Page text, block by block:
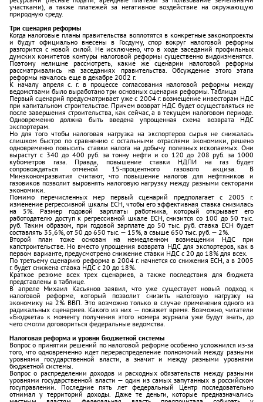
участками), а также платежей за негативное воздействие на окружающую
природную среду.
Три сценария реформы
Когда налоговые планы правительства воплотятся в конкретные законопроекты
и будут официально внесены в Госдуму, спор вокруг налоговой реформы
разгорится с новой силой. Не исключено, что в ходе заседаний профильных
думских комитетов контуры налоговой реформы существенно видоизменятся.
Поэтому нелишне рассмотреть, какие же сценарии налоговой реформы
рассматривались на заседаниях правительства. Обсуждение этого этапа
реформы началось еще в декабре 2002 г.
К началу апреля с. г. в процессе согласования налоговой реформы между
ведомствами было выработано три основных сценария реформы. Таблица
Первый сценарий предусматривает уже с 2004 г. возмещение инвесторам НДС
при капитальном строительстве. Причем возврат НДС будет осуществляться не
после завершения строительства, как сейчас, а в текущем налоговом периоде.
Одновременно должна быть введена упрощенная схема возврата НДС
экспортерам.
Но для того чтобы налоговая нагрузка на экспортеров сырья не снижалась
слишком быстро по сравнению с остальными отраслями экономики, решено
одновременно повысить ставки налога на добычу полезных ископаемых. Они
вырастут с 340 до 400 руб. за тонну нефти и со 120 до 208 руб. за 1000
кубометров газа. Правда, повышение ставки НДПИ на газ будет
сопровождаться отменой 15-процентного газового акциза. В
Минэкономразвития считают, что повышение налогов для нефтяников и
газовиков позволит выровнять налоговую нагрузку между разными секторами
экономики.
Помимо перечисленных мер первый сценарий предполагает с 2005 г.
изменение регрессивной шкалы ЕСН, чтобы его эффективная ставка снизилась
на 5%. Размер годовой зарплаты работника, который открывает его
работодателю доступ к регрессивной шкале ЕСН, снизится со 100 до 50 тыс.
руб. Таким образом, при годовой зарплате до 50 тыс. руб. ставка ЕСН будет
составлять 35,6%, от 50 до 650 тыс. — 15%, а свыше 650 тыс. руб. — 2%.
Второй план тоже основан на немедленном возмещении НДС при
капстроительстве. Но вместо упрощения возврата НДС для экспортеров, как в
первом варианте, предусмотрено снижение ставки НДС с 20 до 18% для всех.
По третьему сценарию реформа в 2004 г. начнется со снижения ЕСН, а в 2005
г. будет снижена ставка НДС с 20 до 18%.
Краткое резюме всех трех сценариев, а также последствия для бюджета
представлены в таблице.
В апреле Михаил Касьянов заявил, что уже существует новый подход к
налоговой реформе, который позволит снизить налоговую нагрузку на
экономику на 2% ВВП. Это возможно только в случае применения одного из
радикальных сценариев. Какого из них — покажет время. Возможно, читатели
«Бюджета» к моменту получения этого номера журнала уже будут знать, до
чего смогли договориться федеральные ведомства.
Налоговая реформа и уровни бюджетной системы
Вопрос о принятии решений по налоговой реформе особенно усложнился из-за
того, что одновременно идет перераспределение полномочий между разными
уровнями государственной власти, а значит и между разными уровнями
бюджетной системы.
Вопрос о распределении доходов и расходных обязательств между разными
уровнями государственной власти — один из самых запутанных в российском
госуправлении. Последние пять лет федеральный Центр последовательно
отнимал у территорий доходы. Даже те деньги, которые предназначались